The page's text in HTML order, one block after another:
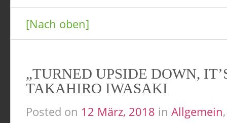
[Nach oben]
„TURNED UPSIDE DOWN,
TAKAHIRO IWASAKI
Posted on 12 März, 2018 in Allgemein